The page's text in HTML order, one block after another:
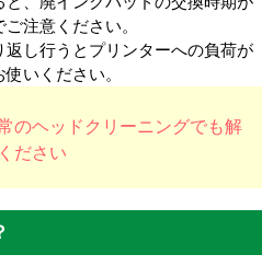
注意ください。
返し行うとプリンターへの負荷が
いください。
のヘッドクリーニングでも解
ださい